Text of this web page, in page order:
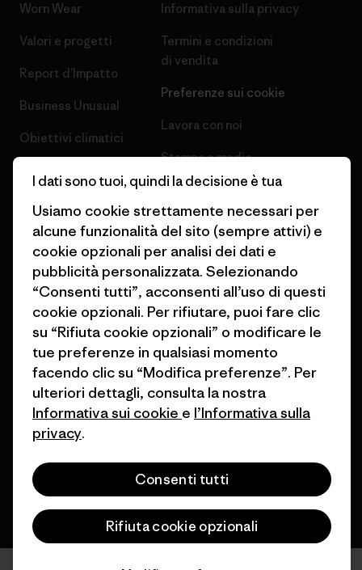
Worn Wear
Valori e progetti
Report d’Impatto
Business Unusual
Obiettivi climatici
Come finanziamo
Buoni regalo
Trova un negozio
Informativa sulla privacy
Termini e condizioni
di vendita
Preferenze sui cookie
Lavora con noi
Stampa e media
Industry program
Programma di affiliazione
Patagonia Italia Mappa del sito
© 2026 Patagonia, Inc. All Rights Reserved.
italiano
I dati sono tuoi, quindi la decisione è tua
Usiamo cookie strettamente necessari per
alcune funzionalità del sito (sempre attivi) e
cookie opzionali per analisi dei dati e
pubblicità personalizzata. Selezionando
“Consenti tutti”, acconsenti all’uso di questi
cookie opzionali. Per rifiutare, puoi fare clic
su “Rifiuta cookie opzionali” o modificare le
tue preferenze in qualsiasi momento
facendo clic su “Modifica preferenze”. Per
ulteriori dettagli, consulta la nostra
Informativa sui cookie e l’Informativa sulla
privacy.
Consenti tutti
Rifiuta cookie opzionali